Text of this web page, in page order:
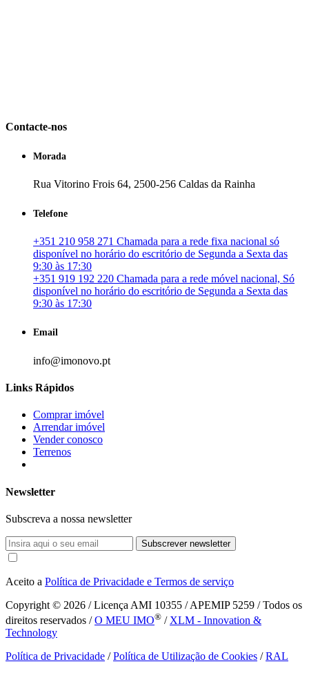
Contacte-nos
Morada
Rua Vitorino Frois 64, 2500-256 Caldas da Rainha
Telefone
+351 210 958 271 Chamada para a rede fixa nacional só
disponível no horário do escritório de Segunda a Sexta das
9:30 às 17:30
+351 919 192 220 Chamada para a rede móvel nacional, Só
disponível no horário do escritório de Segunda a Sexta das
9:30 às 17:30
Email
info@imonovo.pt
Links Rápidos
Comprar imóvel
Arrendar imóvel
Vender conosco
Terrenos
Newsletter
Subscreva a nossa newsletter
Subscrever newsletter
Aceito a Política de Privacidade e Termos de serviço
Copyright © 2026 / Licença AMI 10355 / APEMIP 5259 / Todos os
direitos reservados /O MEU IMO® / XLM - Innovation &
Technology
Política de Privacidade /Política de Utilização de Cookies /RAL